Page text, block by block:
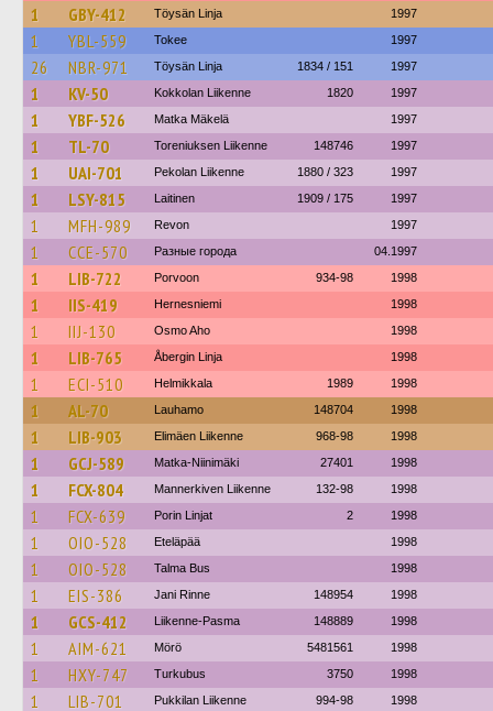
1 GBY-412 Töysän Linja 1997
1 YBL-559 Tokee 1997
26 NBR-971 Töysän Linja 1834 / 151 1997
1 KV-50 Kokkolan Liikenne 1820 1997
1 YBF-526 Matka Mäkelä 1997
1 TL-70 Toreniuksen Liikenne 148746 1997
1 UAI-701 Pekolan Liikenne 1880 / 323 1997
1 LSY-815 Laitinen 1909 / 175 1997
1 MFH-989 Revon 1997
1 CCE-570 Разные города 04.1997
1 LIB-722 Porvoon 934-98 1998
1 IIS-419 Hernesniemi 1998
1 IIJ-130 Osmo Aho 1998
1 LIB-765 Åbergin Linja 1998
1 ECI-510 Helmikkala 1989 1998
1 AL-70 Lauhamo 148704 1998
1 LIB-903 Elimäen Liikenne 968-98 1998
1 GCJ-589 Matka-Niinimäki 27401 1998
1 FCX-804 Mannerkiven Liikenne 132-98 1998
1 FCX-639 Porin Linjat 2 1998
1 OIO-528 Eteläpää 1998
1 OIO-528 Talma Bus 1998
1 EIS-386 Jani Rinne 148954 1998
1 GCS-412 Liikenne-Pasma 148889 1998
1 AIM-621 Mörö 5481561 1998
1 HXY-747 Turkubus 3750 1998
1 LIB-701 Pukkilan Liikenne 994-98 1998